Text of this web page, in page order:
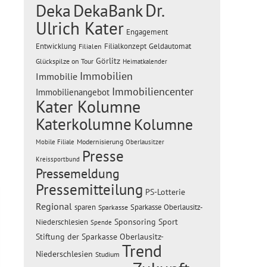
Deka DekaBankDr.
Ulrich Kater Engagement
Entwicklung Filialen Filialkonzept Geldautomat
Glückspilze on Tour Görlitz Heimatkalender
Immobilie Immobilien
Immobilienangebot Immobiliencenter
Kater Kolumne
Katerkolumne Kolumne
Mobile Filiale Modernisierung Oberlausitzer
Kreissportbund Presse
Pressemeldung
Pressemitteilung PS-Lotterie
Regional sparen Sparkasse Sparkasse Oberlausitz-
Niederschlesien Spende Sponsoring Sport
Stiftung der Sparkasse Oberlausitz-
Niederschlesien Studium Trend